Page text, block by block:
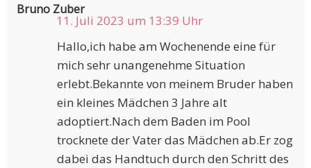
Bruno Zuber
11. Juli 2023 um 13:39 Uhr
Hallo,ich habe am Wochenende eine für
mich sehr unangenehme Situation
erlebt.Bekannte von meinem Bruder haben
ein kleines Mädchen 3 Jahre alt
adoptiert.Nach dem Baden im Pool
trocknete der Vater das Mädchen ab.Er zog
dabei das Handtuch durch den Schritt des